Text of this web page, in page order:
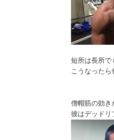
短所は長所で
こうなったら
僧帽筋の効き
彼はデッドリ